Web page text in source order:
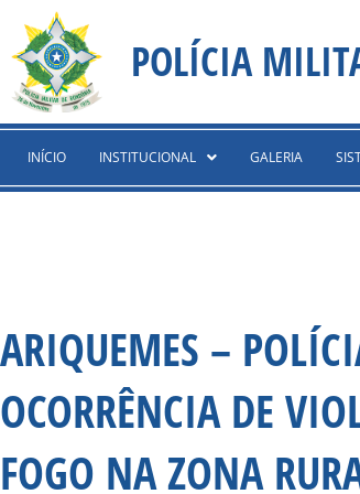
content
para
conteúdo
POLÍCIA
INÍCIO INSTITUCIONAL GALERIA
ARIQUEMES –
OCORRÊNCIA DE
FOGO NA ZONA